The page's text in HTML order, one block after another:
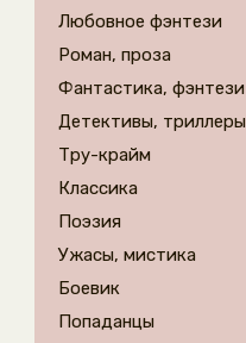
Любовное фэнтези
Роман, проза
Фантастика, фэнтези
Детективы, триллеры
Тру-крайм
Классика
Поэзия
Ужасы, мистика
Боевик
Попаданцы